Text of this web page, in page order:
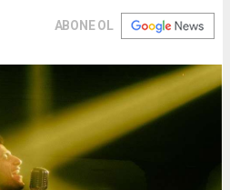
ABONE OL